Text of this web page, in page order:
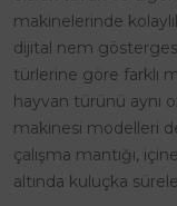
makinelerinde
dijital nem
türlerine göre farklı
hayvan türünü aynı
makinesi modelleri
çalışma mantığı,
altında kuluçka